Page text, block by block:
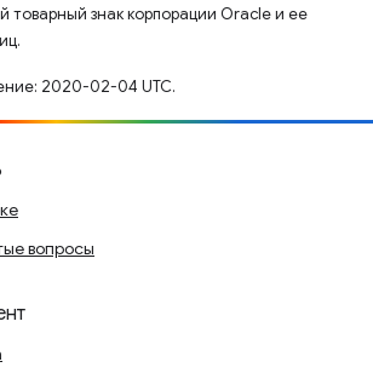
товарный знак корпорации Oracle и ее
2020-02-04 UTC.
вопросы